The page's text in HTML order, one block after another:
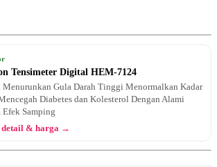
Tensimeter Digital HEM-7124
Menurunkan Gula Darah Tinggi Menormalkan Kadar
Diabetes dan Kolesterol Dengan Alami
Efek Samping
& harga →